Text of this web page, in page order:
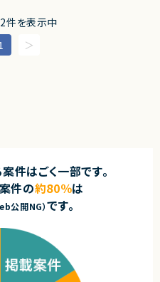
経験
コミュニケーションできる方
る方（取り組む上で、支援を求める
見を有する
を有する
見を有する
インに沿った基盤、VPCSC、組織
）
ア設定）の作成
経験
件を表示中
件はごく一部です。
件の約80％は
公開NG）です。